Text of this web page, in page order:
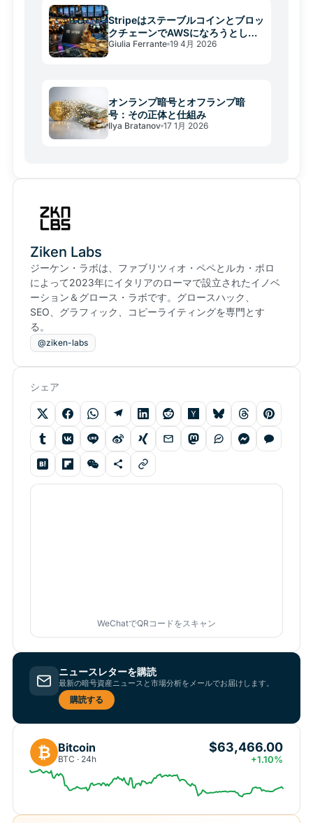
Stripeはステーブルコインとブロッ
クチェーンでAWSになろうとして
いる
Giulia Ferrante 19 4月 2026
オンランプ暗号とオフランプ暗
号：その正体と仕組み
Ilya Bratanov 17 1月 2026
Ziken Labs
ジーケン・ラボは、ファブリツィオ・ペペとルカ・ポロ
によって2023年にイタリアのローマで設立されたイノベ
ーション＆グロース・ラボです。グロースハック、
SEO、グラフィック、コピーライティングを専門とす
る。
@ziken-labs
シェア
WeChatでQRコードをスキャン
ニュースレターを購読
最新の暗号資産ニュースと市場分析をメールでお届けします。
購読する
₿ Bitcoin
BTC · 24h
$63,466.00
+1.10%